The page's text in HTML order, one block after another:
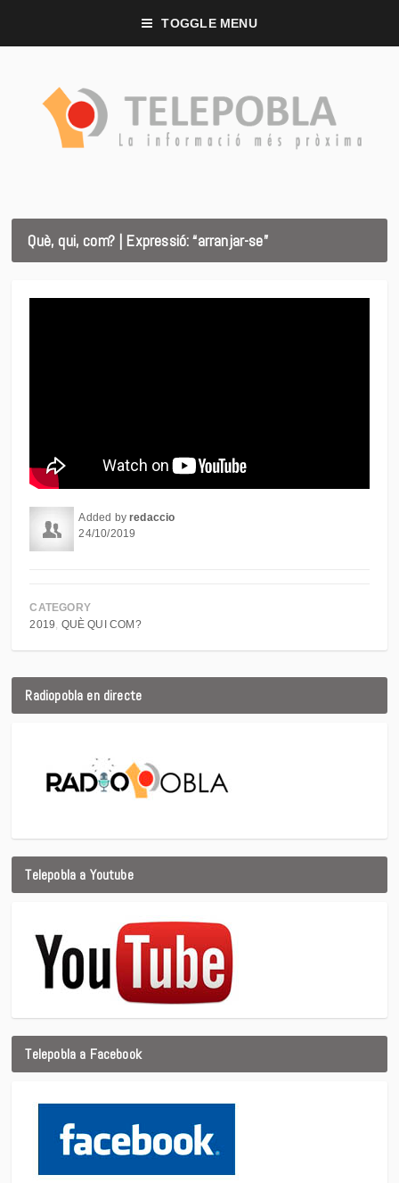
TOGGLE MENU
Què, qui, com? | Expressió: “arranjar-se”
Added byredaccio
24/10/2019
CATEGORY
2019 QUÈ QUI COM?
Radiopobla en directe
Telepobla a Youtube
Telepobla a Facebook